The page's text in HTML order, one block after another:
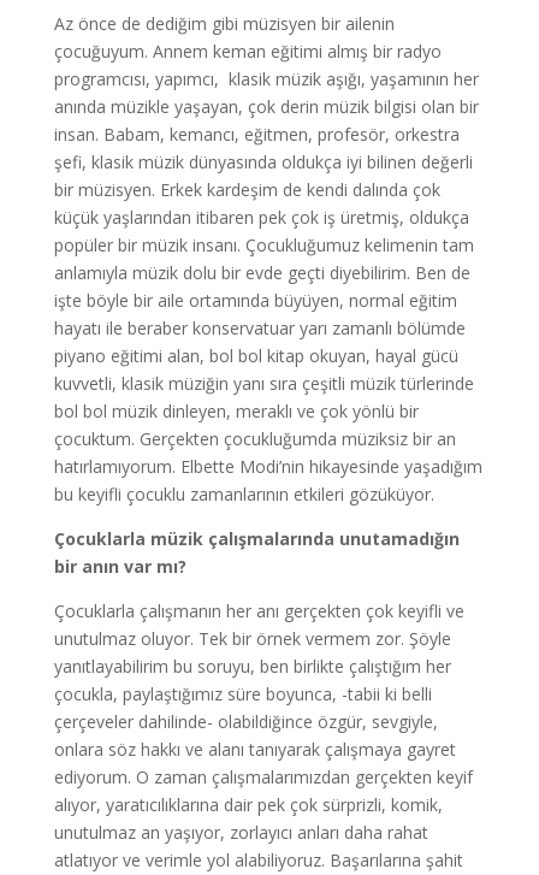
Az önce de dediğim gibi müzisyen bir ailenin
çocuğuyum. Annem keman eğitimi almış bir radyo
programcısı, yapımcı, klasik müzik aşığı, yaşamının her
anında müzikle yaşayan, çok derin müzik bilgisi olan bir
insan. Babam, kemancı, eğitmen, profesör, orkestra
şefi, klasik müzik dünyasında oldukça iyi bilinen değerli
bir müzisyen. Erkek kardeşim de kendi dalında çok
küçük yaşlarından itibaren pek çok iş üretmiş, oldukça
popüler bir müzik insanı. Çocukluğumuz kelimenin tam
anlamıyla müzik dolu bir evde geçti diyebilirim. Ben de
işte böyle bir aile ortamında büyüyen, normal eğitim
hayatı ile beraber konservatuar yarı zamanlı bölümde
piyano eğitimi alan, bol bol kitap okuyan, hayal gücü
kuvvetli, klasik müziğin yanı sıra çeşitli müzik türlerinde
bol bol müzik dinleyen, meraklı ve çok yönlü bir
çocuktum. Gerçekten çocukluğumda müziksiz bir an
hatırlamıyorum. Elbette Modi’nin hikayesinde yaşadığım
bu keyifli çocuklu zamanlarının etkileri gözüküyor.
Çocuklarla müzik çalışmalarında unutamadığın
bir anın var mı?
Çocuklarla çalışmanın her anı gerçekten çok keyifli ve
unutulmaz oluyor. Tek bir örnek vermem zor. Şöyle
yanıtlayabilirim bu soruyu, ben birlikte çalıştığım her
çocukla, paylaştığımız süre boyunca, -tabii ki belli
çerçeveler dahilinde- olabildiğince özgür, sevgiyle,
onlara söz hakkı ve alanı tanıyarak çalışmaya gayret
ediyorum. O zaman çalışmalarımızdan gerçekten keyif
alıyor, yaratıcılıklarına dair pek çok sürprizli, komik,
unutulmaz an yaşıyor, zorlayıcı anları daha rahat
atlatıyor ve verimle yol alabiliyoruz. Başarılarına şahit